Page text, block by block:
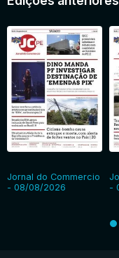
Jornal do Commercio
- 08/08/2026
-